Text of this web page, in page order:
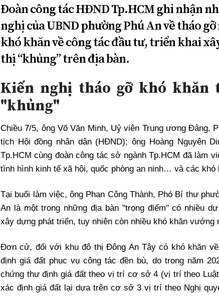
Đoàn công tác HĐND Tp.HCM ghi nhận
nghị của UBND phường Phú An về tháo
khó khăn về công tác đầu tư, triển khai
thị “khủng” trên địa bàn.
Kiến nghị tháo gỡ khó khăn
"khủng"
Chiều 7/5, ông Võ Văn Minh, Uỷ viên Trung ương Đảng,
tịch Hội đồng nhân dân (HĐND); ông Hoàng Nguyên
Tp.HCM cùng đoàn công tác sở ngành Tp.HCM đã làm
tình hình kinh tế xã hội, quốc phòng an ninh… và các khó
Tại buổi làm việc, ông Phan Công Thành, Phó Bí thư
An là một trong những địa bàn "trọng điểm" có nhiều
xây dựng phát triển, tuy nhiên còn nhiều khó khăn vướng
Đơn cử, đối với khu đô thị Đông An Tây có khó khăn
định giá đất phục vụ công tác đền bù, do trong năm
chứng thư định giá đất theo vị trí cơ sở 4 (vị trí theo
xác định giá đất lại dựa trên cơ sở 3 vị trí theo Nghị